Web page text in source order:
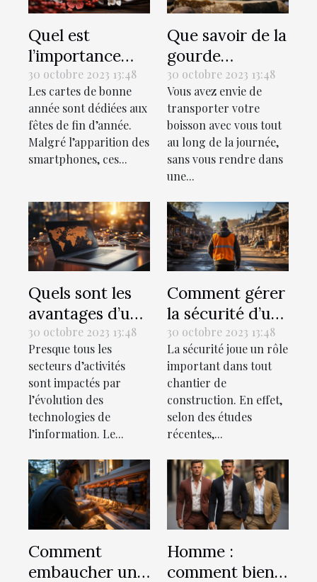
Quel est
l’importance
des cartes de
bonne année ?
30 octobre 2023 13:48
Les cartes de bonne
année sont dédiées aux
fêtes de fin d’année.
Malgré l’apparition des
smartphones, ces...
Que savoir de la
gourde
isotherme ?
30 octobre 2023 13:48
Vous avez envie de
transporter votre
boisson avec vous tout
au long de la journée,
sans vous rendre dans
une...
Quels sont les
avantages d’un
recrutement en
ligne ?
30 octobre 2023 13:48
Presque tous les
secteurs d’activités
sont impactés par
l’évolution des
technologies de
l’information. Le...
Comment gérer
la sécurité d’un
chantier de
construction ?
30 octobre 2023 13:48
La sécurité joue un rôle
important dans tout
chantier de
construction. En effet,
selon des études
récentes,...
Comment
embaucher un
Homme :
comment bien